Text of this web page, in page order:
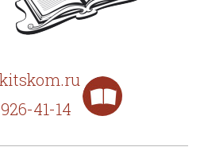
41-14